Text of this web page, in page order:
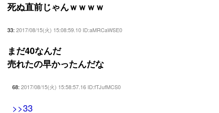
死ぬ直前じゃんｗｗｗｗ
33: 2017/08/15(火) 15:08:59.10 ID:aMRCaWSE0
まだ40なんだ
売れたの早かったんだな
68: 2017/08/15(火) 15:58:57.16 ID:fTJufMCS0
>>33